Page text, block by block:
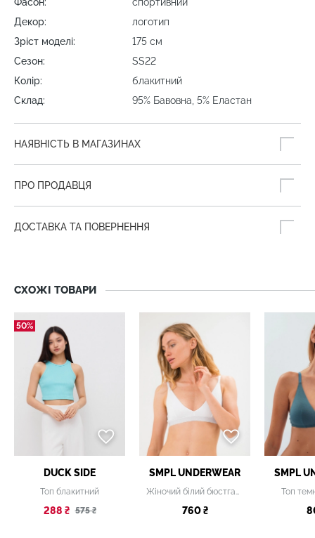
Фасон:
спортивний
Декор:
логотип
Зріст моделі:
175 cм
Сезон:
SS22
Колір:
блакитний
Склад:
95% Бавовна, 5% Еластан
НАЯВНІСТЬ В МАГАЗИНАХ
ПРО ПРОДАВЦЯ
ДОСТАВКА ТА ПОВЕРНЕННЯ
СХОЖІ ТОВАРИ
50%
DUCK SIDE
Топ блакитний
288 ₴ 575 ₴
SMPL UNDERWEAR
Жіночий білий бюстгальтер
760 ₴
SMPL
Топ